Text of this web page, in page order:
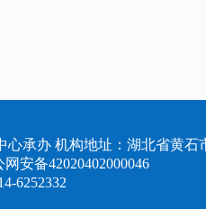
承办 机构地址：湖北省黄石
网安备42020402000046
6252332